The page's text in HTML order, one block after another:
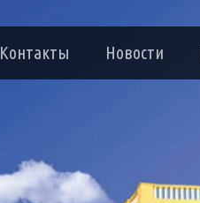
Контакты Новости